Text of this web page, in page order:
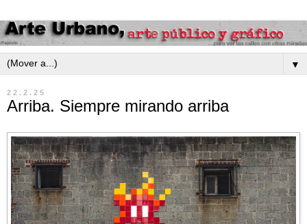
▼
22.2.25
Arriba. Siempre mirando arriba